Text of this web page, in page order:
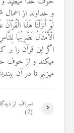
و خداوند از
لَوْ أَنزَلْنَا هَذَا
الْأَمْثَالُ نَضْرِبُهَا
اگر اين قرآن را
مي‏كند و از خوف
مي‏زنيم تا در آن
اسراف از
(2)